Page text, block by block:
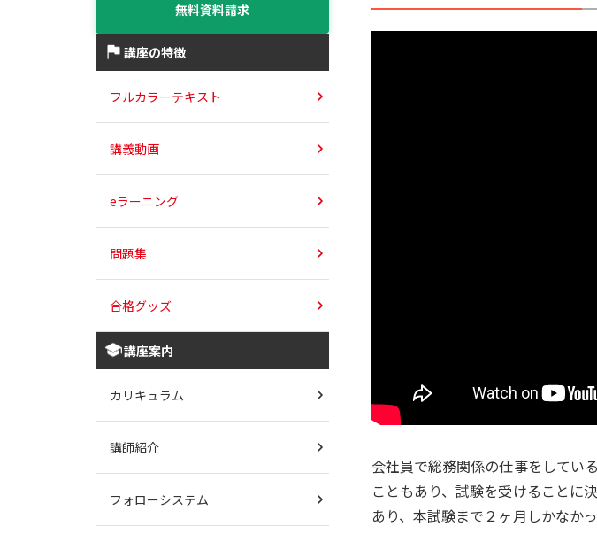
会社員で総務関係の仕事をしてい
こともあり、試験を受けることに
あり、本試験まで２ヶ月しかなか
無料資料請求
講座の特徴
フルカラーテキスト
講義動画
eラーニング
問題集
合格グッズ
講座案内
カリキュラム
講師紹介
フォローシステム